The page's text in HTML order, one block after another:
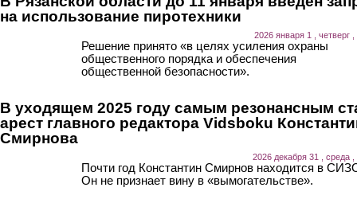
на использование пиротехники
2026 января 1 , четверг ,
Решение принято «в целях усиления охраны
общественного порядка и обеспечения
общественной безопасности».
В уходящем 2025 году самым резонансным
арест главного редактора Vidsboku
Смирнова
2026 декабря 31 , среда ,
Почти год Константин Смирнов находится в
Он не признает вину в «вымогательстве».